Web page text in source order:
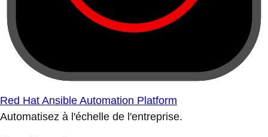
Red Hat Ansible Automation Platform
Automatisez à l'échelle de l'entreprise.